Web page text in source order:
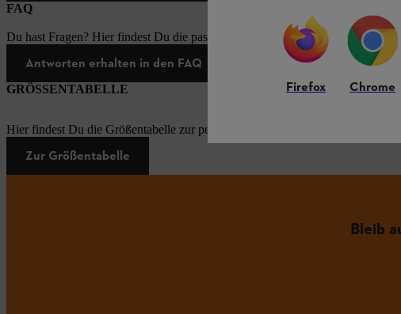
FAQ
Du hast Fragen? Hier findest Du die passenden Antworten zu den häufigsten
Antworten erhalten in den FAQ
GRÖSSENTABELLE
Hier findest Du die Größentabelle zur persönlichen Schutzausrüstung.
Zur Größentabelle
Bleib
Firefox Chrome